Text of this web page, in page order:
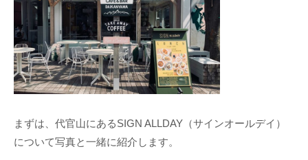
まずは、代官山にあるSIGN ALLDAY（サインオールデイ）
について写真と一緒に紹介します。